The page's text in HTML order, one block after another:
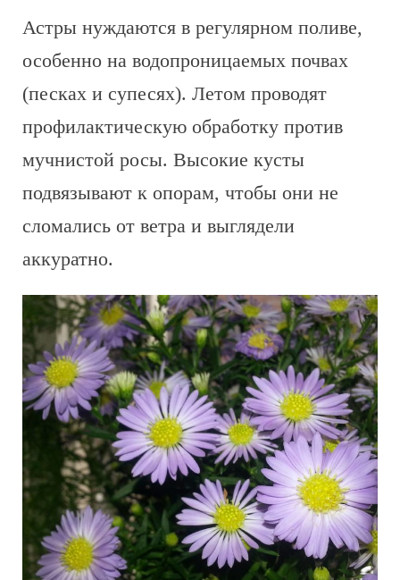
Астры нуждаются в регулярном поливе,
особенно на водопроницаемых почвах
(песках и супесях). Летом проводят
профилактическую обработку против
мучнистой росы. Высокие кусты
подвязывают к опорам, чтобы они не
сломались от ветра и выглядели
аккуратно.